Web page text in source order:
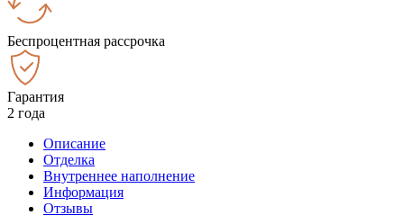
Беспроцентная рассрочка
Гарантия
2 года
Описание
Отделка
Внутреннее наполнение
Информация
Отзывы